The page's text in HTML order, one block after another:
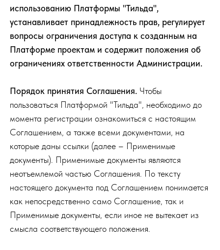
использованию Платформы "Тильда",
устанавливает принадлежность прав, регулирует
вопросы ограничения доступа к созданным на
Платформе проектам и содержит положения об
ограничениях ответственности Администрации.
Порядок принятия Соглашения. Чтобы
пользоваться Платформой "Тильда", необходимо до
момента регистрации ознакомиться с настоящим
Соглашением, а также всеми документами, на
которые даны ссылки (далее – Применимые
документы). Применимые документы являются
неотъемлемой частью Соглашения. По тексту
настоящего документа под Соглашением понимается
как непосредственно само Соглашение, так и
Применимые документы, если иное не вытекает из
смысла соответствующего положения.